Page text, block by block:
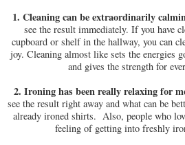
1. Cleaning can be extraordinarily
see the result immediately. If you have
cupboard or shelf in the hallway, you can
joy. Cleaning almost like sets the energies
and gives the strength for
2. Ironing has been really relaxing for
see the result right away and what can be
already ironed shirts. Also, people who
feeling of getting into freshly